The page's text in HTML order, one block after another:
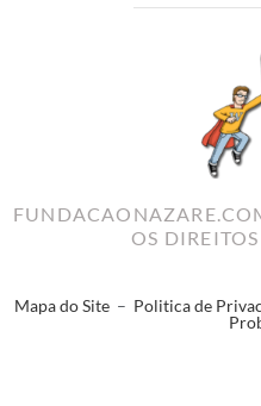
OS
Mapa do Site – Politica de